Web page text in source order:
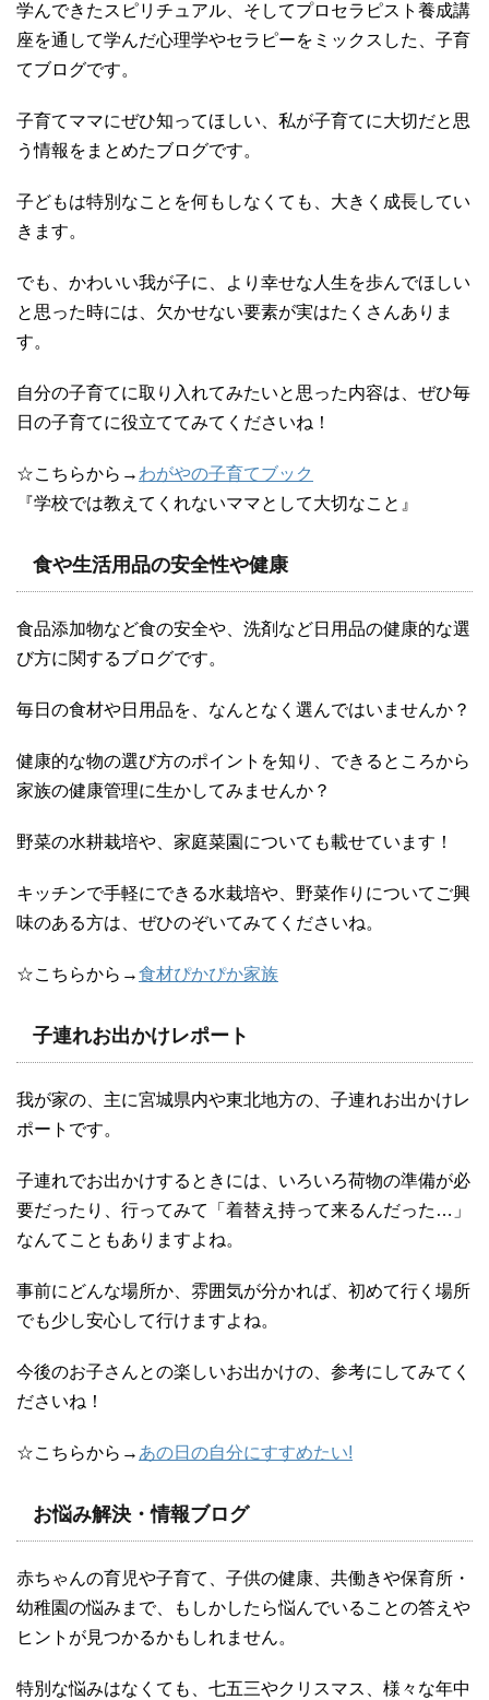
学んできたスピリチュアル、そしてプロセラピスト養成講
座を通して学んだ心理学やセラピーをミックスした、子育
てブログです。
子育てママにぜひ知ってほしい、私が子育てに大切だと思
う情報をまとめたブログです。
子どもは特別なことを何もしなくても、大きく成長してい
きます。
でも、かわいい我が子に、より幸せな人生を歩んでほしい
と思った時には、欠かせない要素が実はたくさんありま
す。
自分の子育てに取り入れてみたいと思った内容は、ぜひ毎
日の子育てに役立ててみてくださいね！
☆こちらから→ わがやの子育てブック
『学校では教えてくれないママとして大切なこと』
食や生活用品の安全性や健康
食品添加物など食の安全や、洗剤など日用品の健康的な選
び方に関するブログです。
毎日の食材や日用品を、なんとなく選んではいませんか？
健康的な物の選び方のポイントを知り、できるところから
家族の健康管理に生かしてみませんか？
野菜の水耕栽培や、家庭菜園についても載せています！
キッチンで手軽にできる水栽培や、野菜作りについてご興
味のある方は、ぜひのぞいてみてくださいね。
☆こちらから→食材ぴかぴか家族
子連れお出かけレポート
我が家の、主に宮城県内や東北地方の、子連れお出かけレ
ポートです。
子連れでお出かけするときには、いろいろ荷物の準備が必
要だったり、行ってみて「着替え持って来るんだった…」
なんてこともありますよね。
事前にどんな場所か、雰囲気が分かれば、初めて行く場所
でも少し安心して行けますよね。
今後のお子さんとの楽しいお出かけの、参考にしてみてく
ださいね！
☆こちらから→ あの日の自分にすすめたい!
お悩み解決・情報ブログ
赤ちゃんの育児や子育て、子供の健康、共働きや保育所・
幼稚園の悩みまで、もしかしたら悩んでいることの答えや
ヒントが見つかるかもしれません。
特別な悩みはなくても、七五三やクリスマス、様々な年中